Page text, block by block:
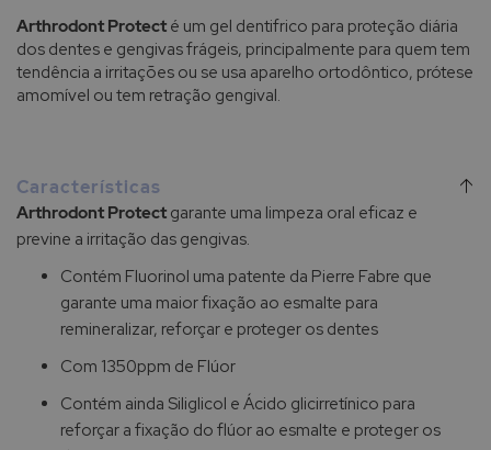
Arthrodont Protect é um gel dentifrico para proteção diária
dos dentes e gengivas frágeis, principalmente para quem tem
tendência a irritações ou se usa aparelho ortodôntico, prótese
amomível ou tem retração gengival.
Características
Arthrodont Protect garante uma limpeza oral eficaz e
previne a irritação das gengivas.
Contém Fluorinol uma patente da Pierre Fabre que
garante uma maior fixação ao esmalte para
remineralizar, reforçar e proteger os dentes
Com 1350ppm de Flúor
Contém ainda Siliglicol e Ácido glicirretínico para
reforçar a fixação do flúor ao esmalte e proteger os